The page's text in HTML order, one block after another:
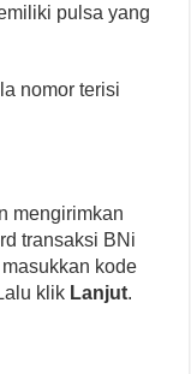
pulsa yang
nomor terisi
mengirimkan
transaksi BNi
kode
klik Lanjut.